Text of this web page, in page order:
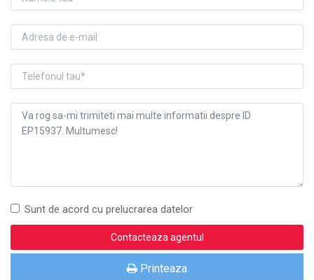
Sunt de acord cu prelucrarea datelor
Printeaza